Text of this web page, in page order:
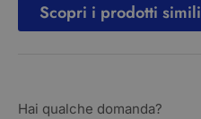
Scopri i prodotti simili
Hai qualche domanda?